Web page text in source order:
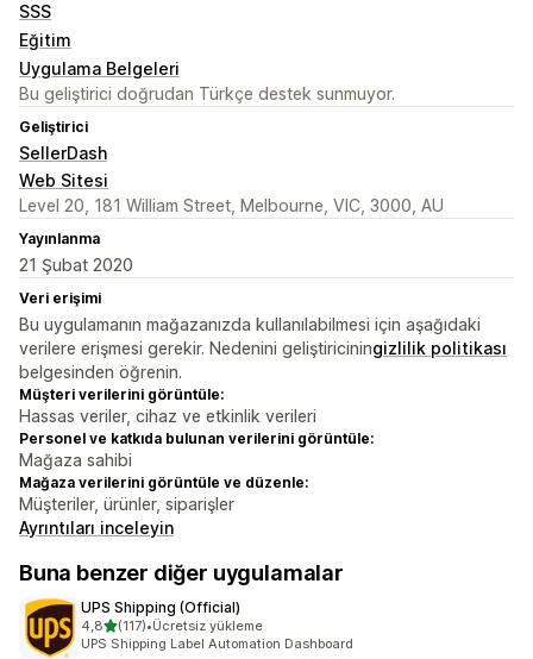
SSS
Eğitim
Uygulama Belgeleri
Bu geliştirici doğrudan Türkçe destek sunmuyor.
Geliştirici
SellerDash
Web Sitesi
Level 20, 181 William Street, Melbourne, VIC, 3000, AU
Yayınlanma
21 Şubat 2020
Veri erişimi
Bu uygulamanın mağazanızda kullanılabilmesi için aşağıdaki
verilere erişmesi gerekir. Nedenini geliştiriciningizlilik politikası
belgesinden öğrenin.
Müşteri verilerini görüntüle:
Hassas veriler, cihaz ve etkinlik verileri
Personel ve katkıda bulunan verilerini görüntüle:
Mağaza sahibi
Mağaza verilerini görüntüle ve düzenle:
Müşteriler, ürünler, siparişler
Ayrıntıları inceleyin
Buna benzer diğer uygulamalar
UPS Shipping (Official)
4,85 yıldız üzerinden
(117)
toplam 117 değerlendirme
•Ücretsiz yükleme
UPS Shipping Label Automation Dashboard